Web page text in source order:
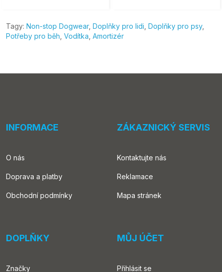
Tagy: Non-stop Dogwear, Doplňky pro lidi Doplňky pro psy,
Potřeby pro běh Vodítka Amortizér
INFORMACE
O nás
Doprava a platby
Obchodní podmínky
ZÁKAZNICKÝ SERVIS
Kontaktujte nás
Reklamace
Mapa stránek
DOPLŇKY
Značky
MŮJ ÚČET
Přihlásit se